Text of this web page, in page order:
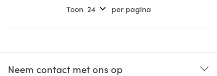
Toon per pagina
Neem contact met ons op